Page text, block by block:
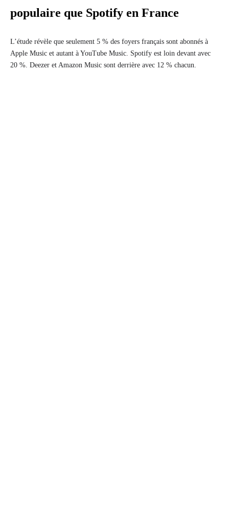
populaire que Spotify en France
L’étude révèle que seulement 5 % des foyers français sont abonnés à
Apple Music et autant à YouTube Music. Spotify est loin devant avec
20 %. Deezer et Amazon Music sont derrière avec 12 % chacun.